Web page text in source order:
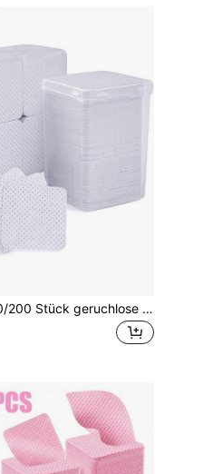
2000/1000/200 Stück geruchlose Nagelreinigungstücher - professionelle fusselfreie Nagellackentferner-Pads, UV-Gel-Reinigungstücher, Nagelpflege-Reinigungswerkzeuge (Weiß)